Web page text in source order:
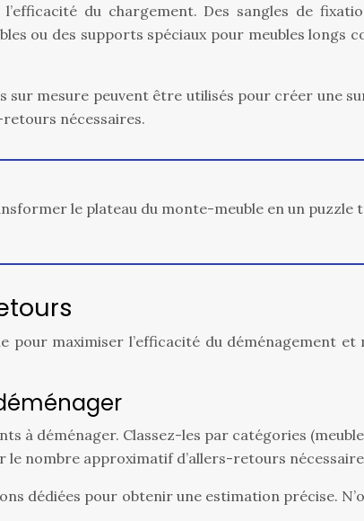
du chargement. Des sangles de
ou des supports spéciaux pour meubles
mesure peuvent être utilisés pour créer une
nécessaires.
le plateau du monte-meuble en un
maximiser l’efficacité du déménagement
à déménager. Classez-les par catégories
nombre approximatif d’allers-retours
dédiées pour obtenir une estimation précise.